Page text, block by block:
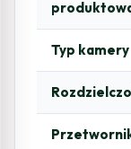
Typ kamery